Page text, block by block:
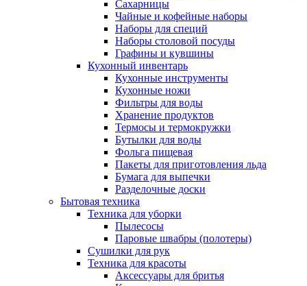
Сахарницы
Чайные и кофейные наборы
Наборы для специй
Наборы столовой посуды
Графины и кувшины
Кухонный инвентарь
Кухонные инструменты
Кухонные ножи
Фильтры для воды
Хранение продуктов
Термосы и термокружки
Бутылки для воды
Фольга пищевая
Пакеты для приготовления льда
Бумага для выпечки
Разделочные доски
Бытовая техника
Техника для уборки
Пылесосы
Паровые швабры (полотеры)
Сушилки для рук
Техника для красоты
Аксессуары для бритья